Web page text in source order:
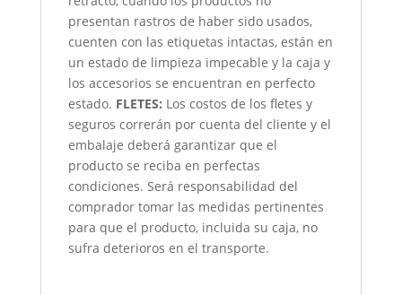
presentan rastros de haber sido usados,
cuenten con las etiquetas intactas, están en
un estado de limpieza impecable y la caja y
los accesorios se encuentran en perfecto
estado. FLETES: Los costos de los fletes y
seguros correrán por cuenta del cliente y el
embalaje deberá garantizar que el
producto se reciba en perfectas
condiciones. Será responsabilidad del
comprador tomar las medidas pertinentes
para que el producto, incluida su caja, no
sufra deterioros en el transporte.